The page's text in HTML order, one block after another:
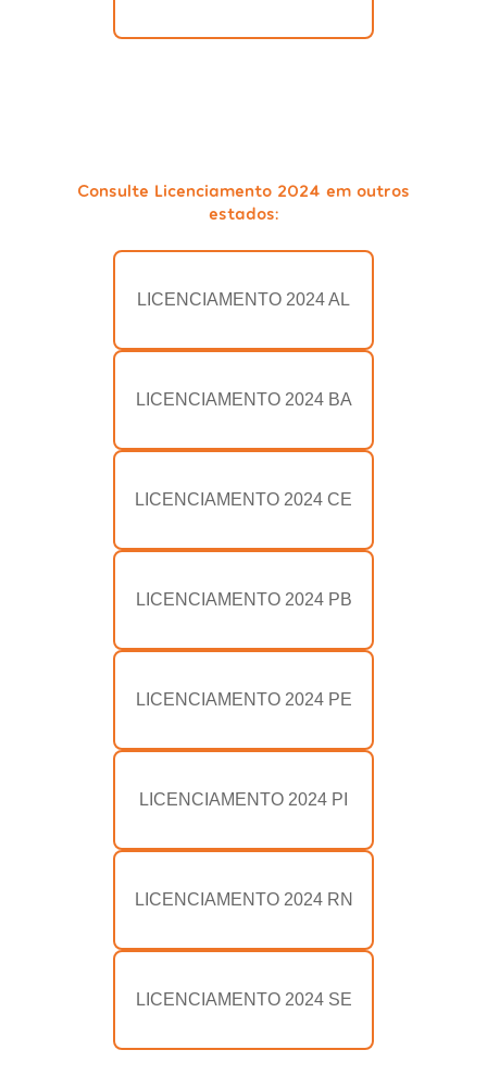
Consulte Licenciamento 2024 em outros
estados:
LICENCIAMENTO 2024 AL
LICENCIAMENTO 2024 BA
LICENCIAMENTO 2024 CE
LICENCIAMENTO 2024 PB
LICENCIAMENTO 2024 PE
LICENCIAMENTO 2024 PI
LICENCIAMENTO 2024 RN
LICENCIAMENTO 2024 SE